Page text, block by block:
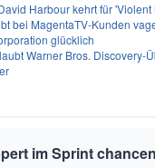
Harbour kehrt für 'Violent Night
bei MagentaTV-Kunden
glücklich
Warner Bros. Discovery-
im Sprint